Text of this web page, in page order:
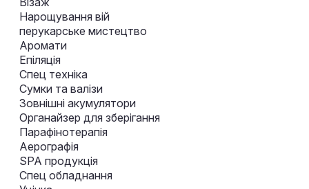
Нарощування вій
перукарське мистецтво
Аромати
Епіляція
Спец техніка
Сумки та валізи
Зовнішні акумулятори
Органайзер для зберігання
Парафінотерапія
Аерографія
SPA продукція
Спец обладнання